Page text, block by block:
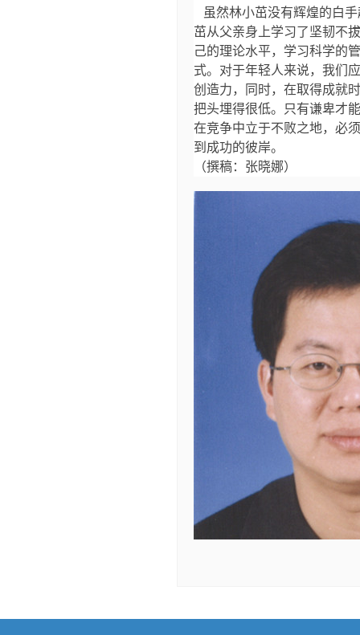
虽然林小茁没有辉煌的白
茁从父亲身上学习了坚韧不
己的理论水平，学习科学的
式。对于年轻人来说，我们
创造力，同时，在取得成就
把头埋得很低。只有谦卑才
在竞争中立于不败之地，必
到成功的彼岸。
（撰稿：张晓娜）